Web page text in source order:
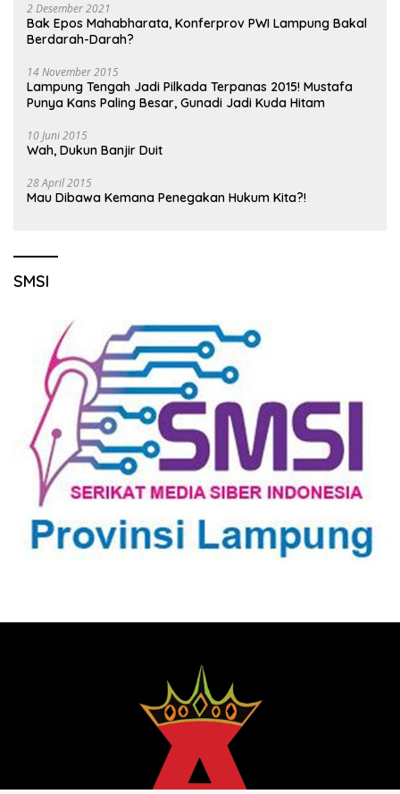
2 Desember 2021
Bak Epos Mahabharata, Konferprov PWI Lampung Bakal
Berdarah-Darah?
14 November 2015
Lampung Tengah Jadi Pilkada Terpanas 2015! Mustafa
Punya Kans Paling Besar, Gunadi Jadi Kuda Hitam
10 Juni 2015
Wah, Dukun Banjir Duit
28 April 2015
Mau Dibawa Kemana Penegakan Hukum Kita?!
SMSI